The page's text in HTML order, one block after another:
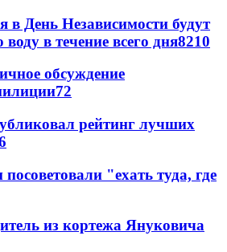
в День Независимости будут
в течение всего дня8210
обсуждение
72
рейтинг лучших
"ехать туда, где
из кортежа Януковича